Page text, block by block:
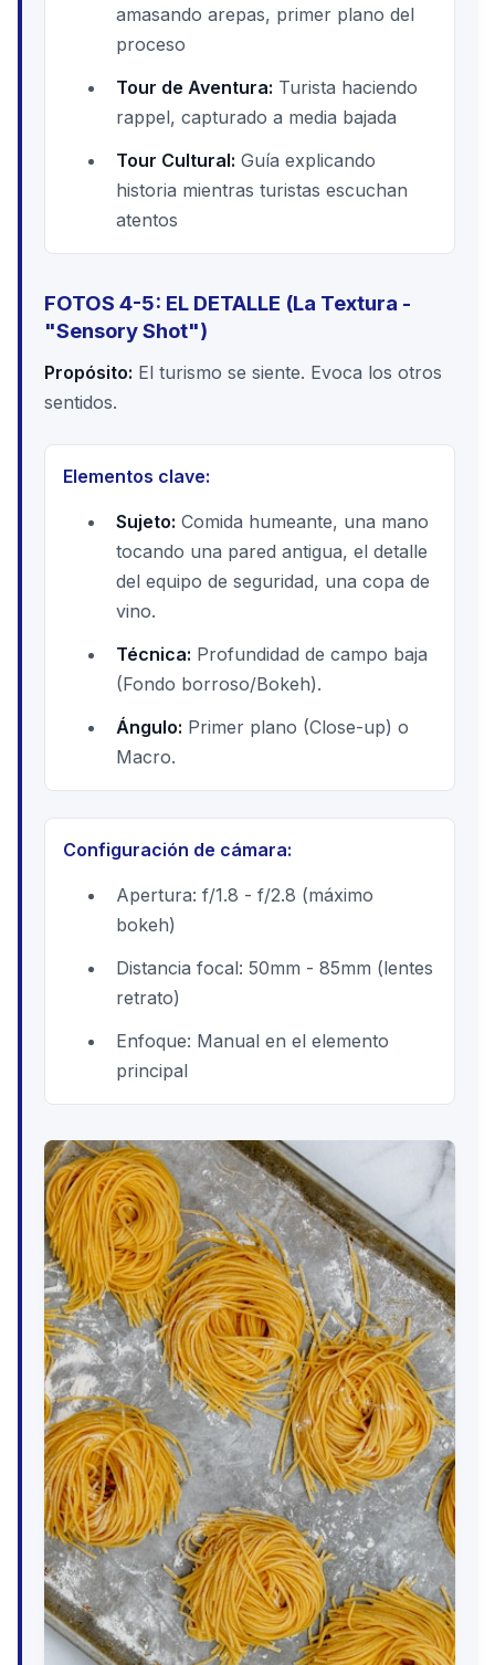
amasando arepas, primer plano del
proceso
Tour de Aventura: Turista haciendo
rappel, capturado a media bajada
Tour Cultural: Guía explicando
historia mientras turistas escuchan
atentos
FOTOS 4-5: EL DETALLE (La Textura -
"Sensory Shot")
Propósito: El turismo se siente. Evoca los otros
sentidos.
Elementos clave:
Sujeto: Comida humeante, una mano
tocando una pared antigua, el detalle
del equipo de seguridad, una copa de
vino.
Técnica: Profundidad de campo baja
(Fondo borroso/Bokeh).
Ángulo: Primer plano (Close-up) o
Macro.
Configuración de cámara:
Apertura: f/1.8 - f/2.8 (máximo
bokeh)
Distancia focal: 50mm - 85mm (lentes
retrato)
Enfoque: Manual en el elemento
principal